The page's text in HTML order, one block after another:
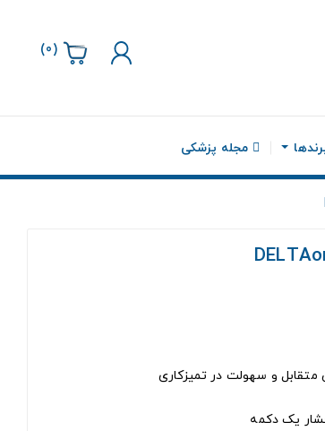
(
0
)
مجله پزشکی
متقابل و سهولت در تمیزکاری
یک دکمه